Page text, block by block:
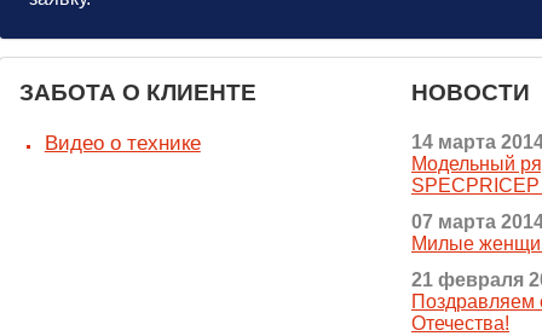
ЗАБОТА О КЛИЕНТЕ
Видео о технике
НОВОСТИ
14 марта
Модельный
07 марта
Милые
21 февраля
Поздравляем
Отечества!